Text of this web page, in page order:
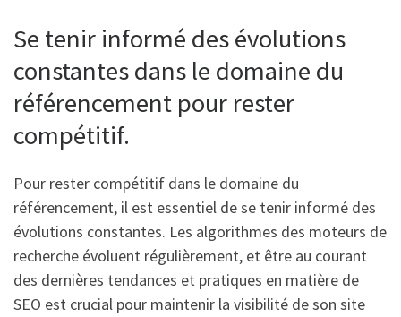
Se tenir informé des évolutions
constantes dans le domaine du
référencement pour rester
compétitif.
Pour rester compétitif dans le domaine du
référencement, il est essentiel de se tenir informé des
évolutions constantes. Les algorithmes des moteurs de
recherche évoluent régulièrement, et être au courant
des dernières tendances et pratiques en matière de
SEO est crucial pour maintenir la visibilité de son site